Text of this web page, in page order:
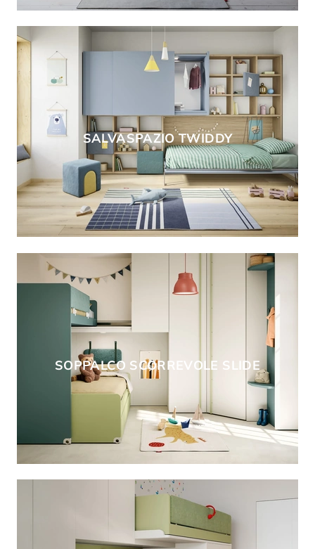
SALVASPAZIO TWIDDY
SOPPALCO SCORREVOLE SLIDE